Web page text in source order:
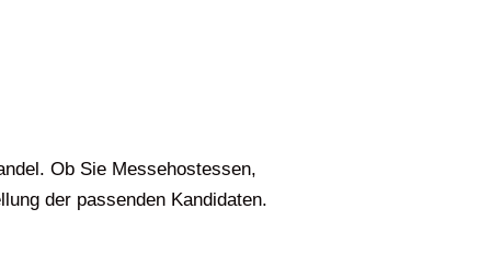
Ob Sie Messehostessen,
der passenden Kandidaten.